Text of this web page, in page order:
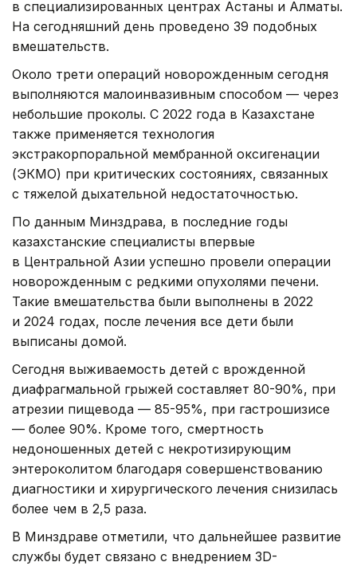
в специализированных центрах Астаны и Алматы.
На сегодняшний день проведено 39 подобных
вмешательств.
Около трети операций новорожденным сегодня
выполняются малоинвазивным способом — через
небольшие проколы. С 2022 года в Казахстане
также применяется технология
экстракорпоральной мембранной оксигенации
(ЭКМО) при критических состояниях, связанных
с тяжелой дыхательной недостаточностью.
По данным Минздрава, в последние годы
казахстанские специалисты впервые
в Центральной Азии успешно провели операции
новорожденным с редкими опухолями печени.
Такие вмешательства были выполнены в 2022
и 2024 годах, после лечения все дети были
выписаны домой.
Сегодня выживаемость детей с врожденной
диафрагмальной грыжей составляет 80-90%, при
атрезии пищевода — 85-95%, при гастрошизисе
— более 90%. Кроме того, смертность
недоношенных детей с некротизирующим
энтероколитом благодаря совершенствованию
диагностики и хирургического лечения снизилась
более чем в 2,5 раза.
В Минздраве отметили, что дальнейшее развитие
службы будет связано с внедрением 3D-